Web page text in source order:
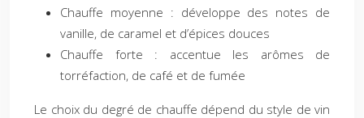
Chauffe moyenne : développe des notes de
vanille, de caramel et d’épices douces
Chauffe forte : accentue les arômes de
torréfaction, de café et de fumée
Le choix du degré de chauffe dépend du style de vin